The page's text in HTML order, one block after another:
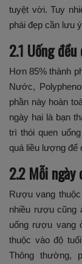
tuyệt vời. Tuy
phái đẹp cần lưu
2.1 Uống đều
Hơn 85% thành
Nước,
phần này hoàn
ngày hai là bạn
trì thói quen
quá liều lượng để
2.2 Mỗi ngày
Rượu vang
nhiều rượu cũng
uống rượu vang
thuộc vào độ
Thông thường,